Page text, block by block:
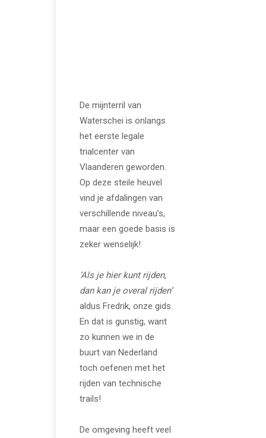
De mijnterril van
Waterschei is onlangs
het eerste legale
trialcenter van
Vlaanderen geworden.
Op deze steile heuvel
vind je afdalingen van
verschillende niveau’s,
maar een goede basis is
zeker wenselijk!
‘Als je hier kunt rijden,
dan kan je overal rijden’
aldus Fredrik, onze gids.
En dat is gunstig, want
zo kunnen we in de
buurt van Nederland
toch oefenen met het
rijden van technische
trails!
De omgeving heeft veel